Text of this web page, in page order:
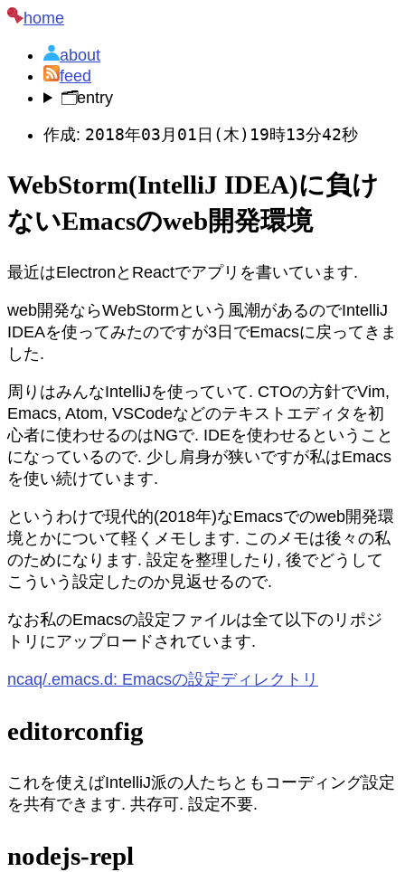
home
about
feed
🗂️entry
作成: 2018年03月01日(木)19時13分42秒
WebStorm(IntelliJ IDEA)に負け
ないEmacsのweb開発環境
最近はElectronとReactでアプリを書いています.
web開発ならWebStormという風潮があるのでIntelliJ
IDEAを使ってみたのですが3日でEmacsに戻ってきま
した.
周りはみんなIntelliJを使っていて. CTOの方針でVim,
Emacs, Atom, VSCodeなどのテキストエディタを初
心者に使わせるのはNGで. IDEを使わせるということ
になっているので. 少し肩身が狭いですが私はEmacs
を使い続けています.
というわけで現代的(2018年)なEmacsでのweb開発環
境とかについて軽くメモします. このメモは後々の私
のためになります. 設定を整理したり, 後でどうして
こういう設定したのか見返せるので.
なお私のEmacsの設定ファイルは全て以下のリポジ
トリにアップロードされています.
ncaq/.emacs.d: Emacsの設定ディレクトリ
editorconfig
これを使えばIntelliJ派の人たちともコーディング設定
を共有できます. 共存可. 設定不要.
nodejs-repl